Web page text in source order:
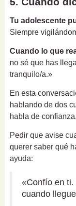
Tu adolescente
Siempre
Cuando lo que
no sé que has
tranquilo/a.»
En esta
hablando de dos
habla de
Pedir que avise
querer saber qué
ayuda:
«Confío en ti.
cuando